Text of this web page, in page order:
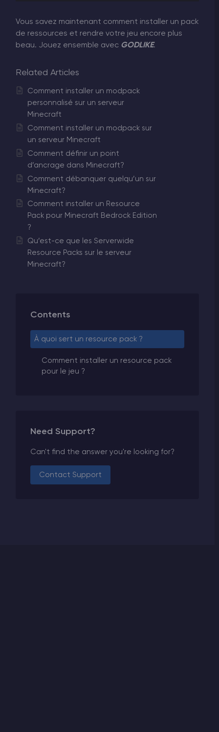
Vous savez maintenant comment installer un pack
de ressources et rendre votre jeu encore plus
beau. Jouez ensemble avec GODLIKE.
Related Articles
Comment installer un modpack
personnalisé sur un serveur
Minecraft
Comment installer un modpack sur
un serveur Minecraft
Comment définir un point
d’ancrage dans Minecraft?
Comment débanquer quelqu’un sur
Minecraft?
Comment installer un Resource
Pack pour Minecraft Bedrock Edition
?
Qu’est-ce que les Serverwide
Resource Packs sur le serveur
Minecraft?
Contents
À quoi sert un resource pack ?
Comment installer un resource pack
pour le jeu ?
Need Support?
Can't find the answer you're looking for?
Contact Support